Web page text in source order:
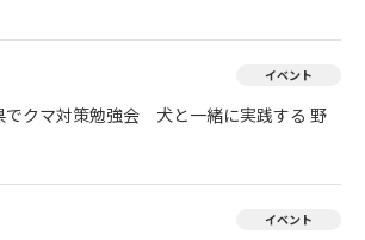
イベント
でクマ対策勉強会 犬と一緒に実践する 野
イベント